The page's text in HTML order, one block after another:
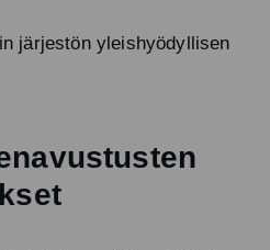
järjestön yleishyödyllisen